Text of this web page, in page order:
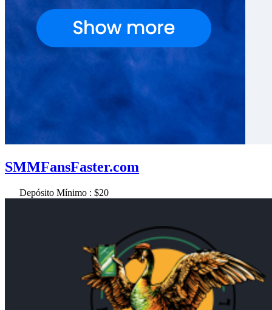
SMMFansFaster.com
Depósito Mínimo : $20